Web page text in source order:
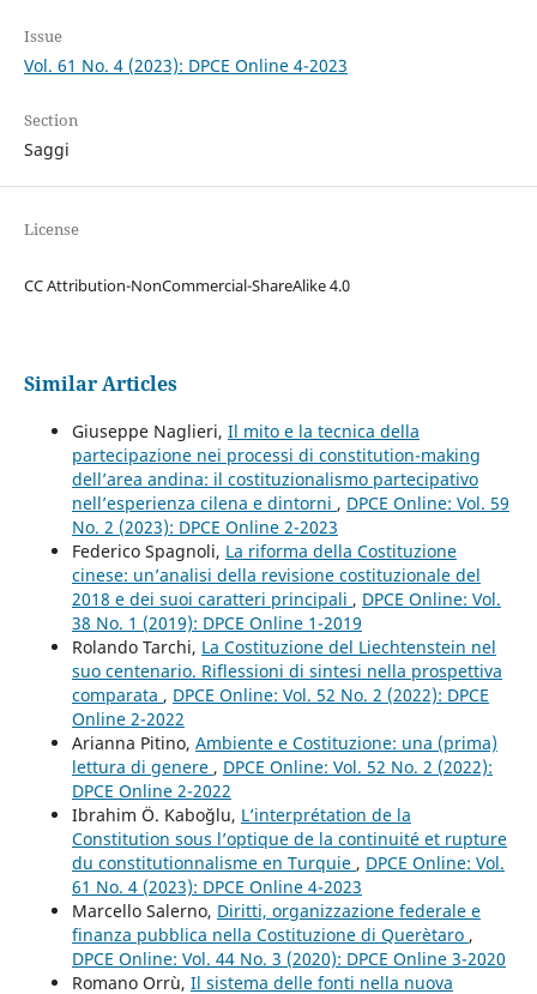
Issue
Vol. 61 No. 4 (2023): DPCE Online 4-2023
Section
Saggi
License
CC Attribution-NonCommercial-ShareAlike 4.0
Similar Articles
Giuseppe Naglieri, Il mito e la tecnica della
partecipazione nei processi di constitution-making
dell’area andina: il costituzionalismo partecipativo
nell’esperienza cilena e dintorni , DPCE Online: Vol. 59
No. 2 (2023): DPCE Online 2-2023
Federico Spagnoli, La riforma della Costituzione
cinese: un’analisi della revisione costituzionale del
2018 e dei suoi caratteri principali , DPCE Online: Vol.
38 No. 1 (2019): DPCE Online 1-2019
Rolando Tarchi, La Costituzione del Liechtenstein nel
suo centenario. Riflessioni di sintesi nella prospettiva
comparata , DPCE Online: Vol. 52 No. 2 (2022): DPCE
Online 2-2022
Arianna Pitino, Ambiente e Costituzione: una (prima)
lettura di genere , DPCE Online: Vol. 52 No. 2 (2022):
DPCE Online 2-2022
Ibrahim Ö. Kaboğlu, L’interprétation de la
Constitution sous l’optique de la continuité et rupture
du constitutionnalisme en Turquie , DPCE Online: Vol.
61 No. 4 (2023): DPCE Online 4-2023
Marcello Salerno, Diritti, organizzazione federale e
finanza pubblica nella Costituzione di Querètaro ,
DPCE Online: Vol. 44 No. 3 (2020): DPCE Online 3-2020
Romano Orrù, Il sistema delle fonti nella nuova